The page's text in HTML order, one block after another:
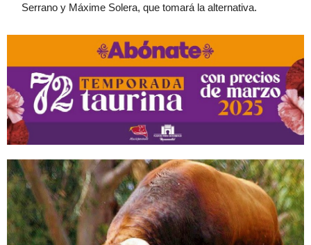
Serrano y Máxime Solera, que tomará la alternativa.